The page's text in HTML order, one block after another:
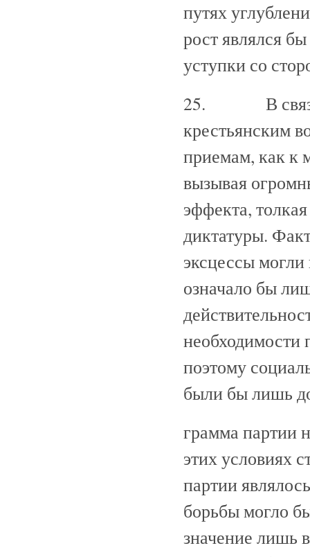
путях
рост являлся
уступки со
25. В связи с
крестьянским
приемам, как к
вызывая
эффекта,
диктатуры.
эксцессы могли
означало бы
необходимости
поэтому
были бы лишь
грамма партии
этих условиях
партии
борьбы могло
значение лишь